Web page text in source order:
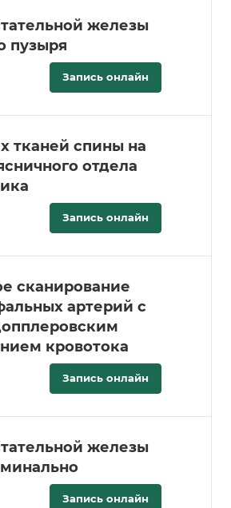
железы
пузыря
Запись онлайн
тканей спины на
отдела
Запись онлайн
сканирование
артерий с
кровотока
Запись онлайн
железы
Запись онлайн